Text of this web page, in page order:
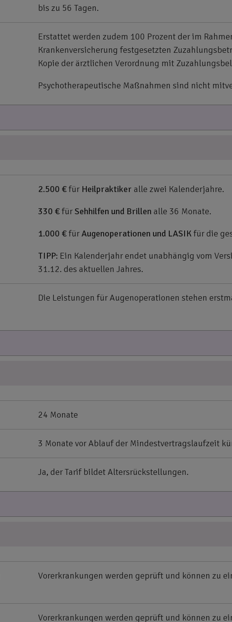
bis zu 56 Tagen.
Erstattet werden zudem 100 Prozent der im
Krankenversicherung festgesetzten
Kopie der ärztlichen Verordnung mit
Psychotherapeutische Maßnahmen sind nicht
2.500 €für Heilpraktiker alle zwei Kalenderjahre.
330 €fürSehhilfen und Brillen alle 36 Monate.
1.000 €fürAugenoperationen und LASIKfür die
TIPP: Ein Kalenderjahr endet unabhängig vom
31.12. des aktuellen Jahres.
Die Leistungen für Augenoperationen stehen
24 Monate
3 Monate vor Ablauf der Mindestvertragslaufzeit
Ja, der Tarif bildet Altersrückstellungen.
Vorerkrankungen werden geprüft und können zu
Vorerkrankungen werden geprüft und können zu